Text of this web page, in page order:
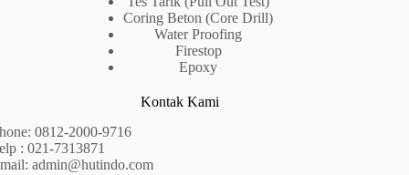
Coring Beton (Core Drill)
Water Proofing
Firestop
Epoxy
Kontak Kami
0812-2000-9716
: 021-7313871
admin@hutindo.com